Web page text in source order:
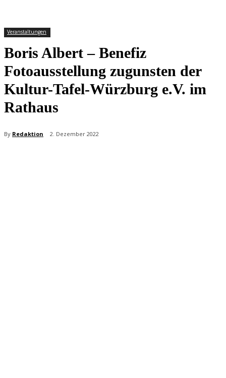
Veranstaltungen
Boris Albert – Benefiz
Fotoausstellung zugunsten der
Kultur-Tafel-Würzburg e.V. im
Rathaus
By Redaktion 2. Dezember 2022